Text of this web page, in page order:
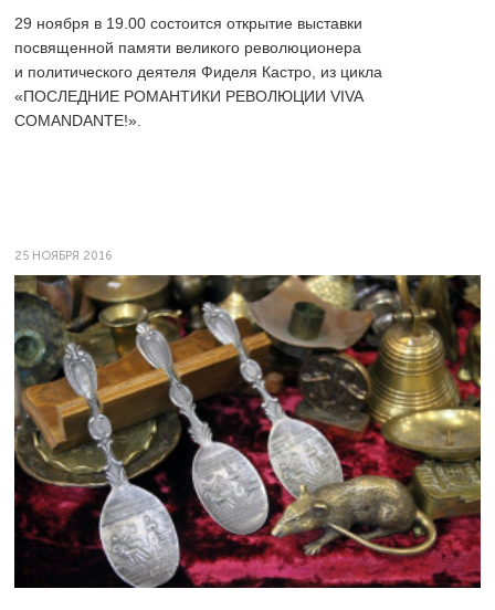
29 ноября в 19.00 состоится открытие выставки
посвященной памяти великого революционера
и политического деятеля Фиделя Кастро, из цикла
«ПОСЛЕДНИЕ РОМАНТИКИ РЕВОЛЮЦИИ VIVA
COMANDANTE!».
25 НОЯБРЯ 2016